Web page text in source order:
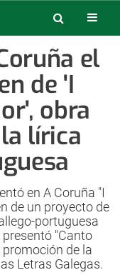
el
de 'I
obra
lírica
en A Coruña "I
de un proyecto de
portuguesa
"Canto
de la
Letras Galegas.